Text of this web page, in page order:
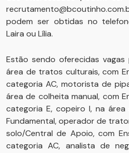
podem ser obtidas no
Laira ou Lília.
Estão sendo oferecidas vagas
área de tratos culturais, com
categoria AC, motorista de
área de colheita manual, com
categoria E, copeiro I, na
Fundamental, operador de
solo/Central de Apoio, com
categoria AC, analista de